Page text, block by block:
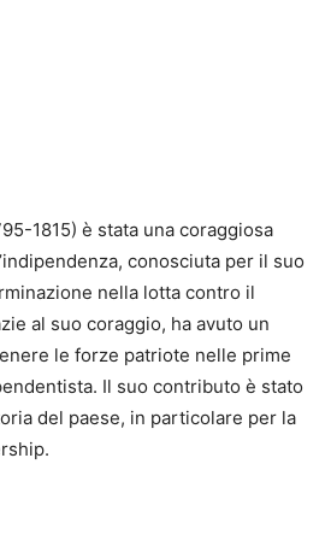
1815) è stata una coraggiosa
conosciuta per il suo
nella lotta contro il
al suo coraggio, ha avuto un
le forze patriote nelle prime
Il suo contributo è stato
del paese, in particolare per la